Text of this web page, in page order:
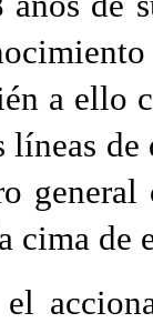
a ello
cima de